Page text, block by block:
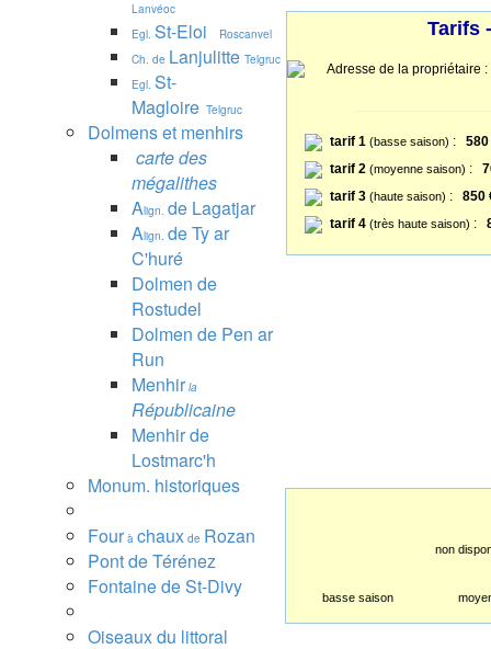
Lanvéoc
Egl. St-Eloi
Roscanvel
Ch. de Lanjulitte Telgruc
Egl. St-
Magloire Telgruc
Dolmens et menhirs
carte des
mégalithes
Align. de Lagatjar
Align. de Ty ar
C'huré
Dolmen de
Rostudel
Dolmen de Pen ar
Run
Menhir la
Républicaine
Menhir de
Lostmarc'h
Monum. historiques
Four à chaux de Rozan
Pont de Térénez
Fontaine de St-Divy
Oiseaux du littoral
Tarifs
Adresse de la propriétaire
tarif 1 (basse saison) : 580
tarif 2 (moyenne saison) :
tarif 3 (haute saison) : 850
tarif 4 (très haute saison) :
non
basse saison